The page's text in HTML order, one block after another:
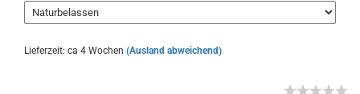
Lieferzeit: ca 4 Wochen (Ausland abweichend)